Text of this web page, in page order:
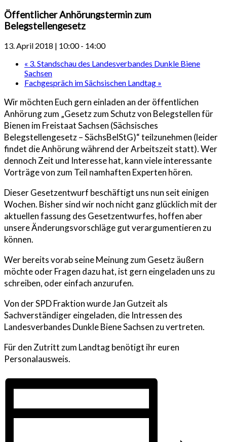
Öffentlicher Anhörungstermin zum
Belegstellengesetz
13. April 2018 | 10:00- 14:00
« 3. Standschau des Landesverbandes Dunkle Biene
Sachsen
Fachgespräch im Sächsischen Landtag »
Wir möchten Euch gern einladen an der öffentlichen
Anhörung zum „Gesetz zum Schutz von Belegstellen für
Bienen im Freistaat Sachsen (Sächsisches
Belegstellengesetz – SächsBelStG)“ teilzunehmen (leider
findet die Anhörung während der Arbeitszeit statt). Wer
dennoch Zeit und Interesse hat, kann viele interessante
Vorträge von zum Teil namhaften Experten hören.
Dieser Gesetzentwurf beschäftigt uns nun seit einigen
Wochen. Bisher sind wir noch nicht ganz glücklich mit der
aktuellen fassung des Gesetzentwurfes, hoffen aber
unsere Änderungsvorschläge gut verargumentieren zu
können.
Wer bereits vorab seine Meinung zum Gesetz äußern
möchte oder Fragen dazu hat, ist gern eingeladen uns zu
schreiben, oder einfach anzurufen.
Von der SPD Fraktion wurde Jan Gutzeit als
Sachverständiger eingeladen, die Intressen des
Landesverbandes Dunkle Biene Sachsen zu vertreten.
Für den Zutritt zum Landtag benötigt ihr euren
Personalausweis.